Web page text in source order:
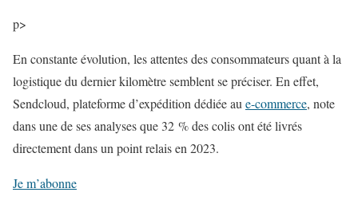
p>
En constante évolution, les attentes des consommateurs quant à la
logistique du dernier kilomètre semblent se préciser. En effet,
Sendcloud, plateforme d’expédition dédiée aue-commerce, note
dans une de ses analyses que 32 % des colis ont été livrés
directement dans un point relais en 2023.
Je m’abonne